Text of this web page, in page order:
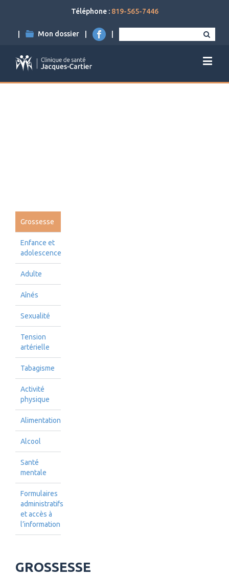
Téléphone : 819-565-7446
Mon dossier
Grossesse
Enfance et
adolescence
Adulte
Aînés
Sexualité
Tension
artérielle
Tabagisme
Activité
physique
Alimentation
Alcool
Santé
mentale
Formulaires
administratifs
et accès à
l’information
GROSSESSE